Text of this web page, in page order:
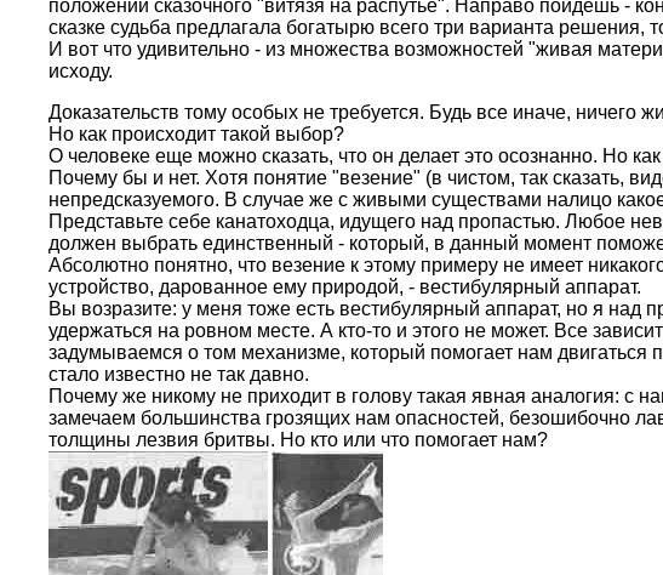
положении сказочного "витязя на распутье". Направо пойдешь -
сказке судьба предлагала богатырю всего три варианта решения,
И вот что удивительно - из множества возможностей "живая
исходу.
Доказательств тому особых не требуется. Будь все иначе, ничего
Но как происходит такой выбор?
О человеке еще можно сказать, что он делает это осознанно. Но
Почему бы и нет. Хотя понятие "везение" (в чистом, так сказать,
непредсказуемого. В случае же с живыми существами налицо
Представьте себе канатоходца, идущего над пропастью. Любое
должен выбрать единственный - который, в данный момент
Абсолютно понятно, что везение к этому примеру не имеет
устройство, дарованное ему природой, - вестибулярный аппарат.
Вы возразите: у меня тоже есть вестибулярный аппарат, но я над
удержаться на ровном месте. А кто-то и этого не может. Все
задумываемся о том механизме, который помогает нам
стало известно не так давно.
Почему же никому не приходит в голову такая явная аналогия:
замечаем большинства грозящих нам опасностей, безошибочно
толщины лезвия бритвы. Но кто или что помогает нам?